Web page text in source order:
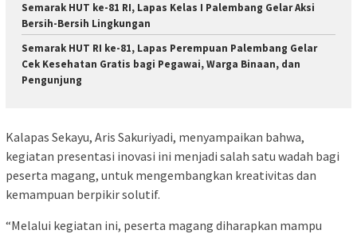
Semarak HUT ke-81 RI, Lapas Kelas I Palembang Gelar Aksi
Bersih-Bersih Lingkungan
Semarak HUT RI ke-81, Lapas Perempuan Palembang Gelar
Cek Kesehatan Gratis bagi Pegawai, Warga Binaan, dan
Pengunjung
Kalapas Sekayu, Aris Sakuriyadi, menyampaikan bahwa,
kegiatan presentasi inovasi ini menjadi salah satu wadah bagi
peserta magang, untuk mengembangkan kreativitas dan
kemampuan berpikir solutif.
“Melalui kegiatan ini, peserta magang diharapkan mampu